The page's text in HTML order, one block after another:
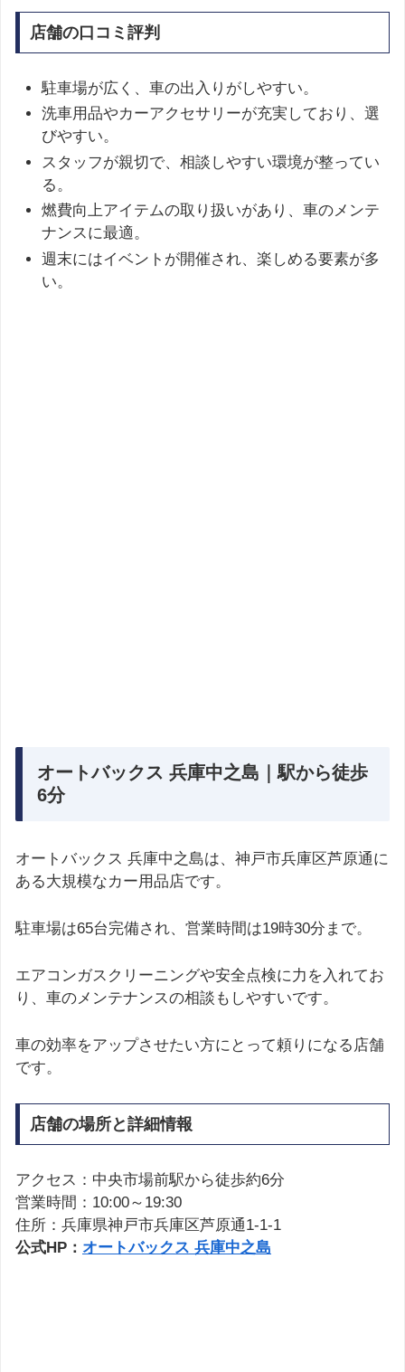
店舗の口コミ評判
駐車場が広く、車の出入りがしやすい。
洗車用品やカーアクセサリーが充実しており、選
びやすい。
スタッフが親切で、相談しやすい環境が整ってい
る。
燃費向上アイテムの取り扱いがあり、車のメンテ
ナンスに最適。
週末にはイベントが開催され、楽しめる要素が多
い。
オートバックス 兵庫中之島｜駅から徒歩
6分
オートバックス 兵庫中之島は、神戸市兵庫区芦原通に
ある大規模なカー用品店です。
駐車場は65台完備され、営業時間は19時30分まで。
エアコンガスクリーニングや安全点検に力を入れてお
り、車のメンテナンスの相談もしやすいです。
車の効率をアップさせたい方にとって頼りになる店舗
です。
店舗の場所と詳細情報
アクセス：中央市場前駅から徒歩約6分
営業時間：10:00～19:30
住所：兵庫県神戸市兵庫区芦原通1-1-1
公式HP： オートバックス 兵庫中之島